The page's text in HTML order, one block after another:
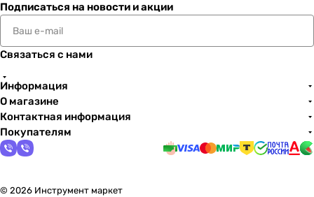
Подписаться на новости и акции
Связаться с нами
Информация
О магазине
Контактная информация
Покупателям
© 2026 Инструмент маркет